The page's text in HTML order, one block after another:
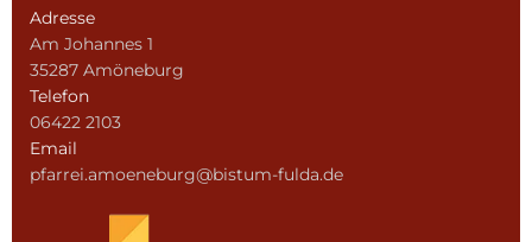
Adresse
Am Johannes 1
35287 Amöneburg
Telefon
06422 2103
Email
pfarrei.amoeneburg@bistum-fulda.de